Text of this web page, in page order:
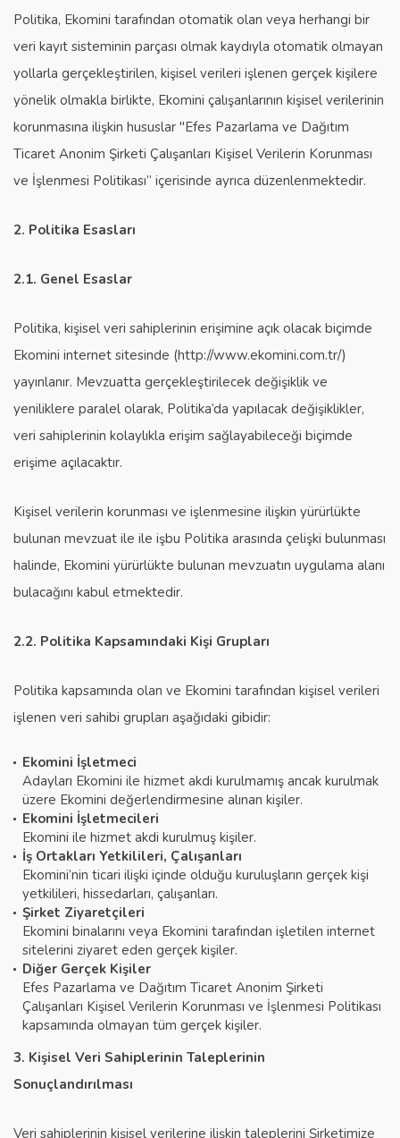
Politika, Ekomini tarafından otomatik olan veya herhangi bir
veri kayıt sisteminin parçası olmak kaydıyla otomatik olmayan
yollarla gerçekleştirilen, kişisel verileri işlenen gerçek kişilere
yönelik olmakla birlikte, Ekomini çalışanlarının kişisel verilerinin
korunmasına ilişkin hususlar "Efes Pazarlama ve Dağıtım
Ticaret Anonim Şirketi Çalışanları Kişisel Verilerin Korunması
ve İşlenmesi Politikası” içerisinde ayrıca düzenlenmektedir.
2. Politika Esasları
2.1. Genel Esaslar
Politika, kişisel veri sahiplerinin erişimine açık olacak biçimde
Ekomini internet sitesinde (http://www.ekomini.com.tr/)
yayınlanır. Mevzuatta gerçekleştirilecek değişiklik ve
yeniliklere paralel olarak, Politika’da yapılacak değişiklikler,
veri sahiplerinin kolaylıkla erişim sağlayabileceği biçimde
erişime açılacaktır.
Kişisel verilerin korunması ve işlenmesine ilişkin yürürlükte
bulunan mevzuat ile ile işbu Politika arasında çelişki bulunması
halinde, Ekomini yürürlükte bulunan mevzuatın uygulama alanı
bulacağını kabul etmektedir.
2.2. Politika Kapsamındaki Kişi Grupları
Politika kapsamında olan ve Ekomini tarafından kişisel verileri
işlenen veri sahibi grupları aşağıdaki gibidir:
Ekomini İşletmeci
Adayları Ekomini ile hizmet akdi kurulmamış ancak kurulmak
üzere Ekomini değerlendirmesine alınan kişiler.
Ekomini İşletmecileri
Ekomini ile hizmet akdi kurulmuş kişiler.
İş Ortakları Yetkilileri, Çalışanları
Ekomini’nin ticari ilişki içinde olduğu kuruluşların gerçek kişi
yetkilileri, hissedarları, çalışanları.
Şirket Ziyaretçileri
Ekomini binalarını veya Ekomini tarafından işletilen internet
sitelerini ziyaret eden gerçek kişiler.
Diğer Gerçek Kişiler
Efes Pazarlama ve Dağıtım Ticaret Anonim Şirketi
Çalışanları Kişisel Verilerin Korunması ve İşlenmesi Politikası
kapsamında olmayan tüm gerçek kişiler.
3. Kişisel Veri Sahiplerinin Taleplerinin
Sonuçlandırılması
Veri sahiplerinin kişisel verilerine ilişkin taleplerini Şirketimize